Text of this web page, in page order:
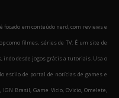
focado em conteúdo nerd, com reviews e
como filmes, séries de TV. É um site de
desde jogos grátis a tutoriais. Usa o
estilo de portal de notícias de games e
Brasil, Game Vicio, Ovicio, Omelete,